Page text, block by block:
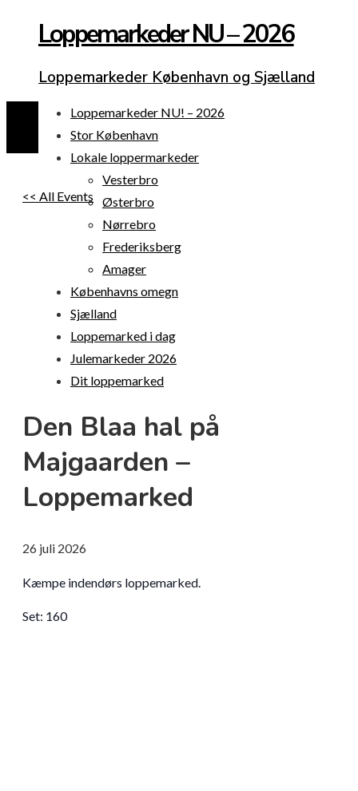
Loppemarkeder NU – 2026
Loppemarkeder København og Sjælland
Loppemarkeder NU! – 2026
Stor København
Lokale loppermarkeder
Vesterbro
Østerbro
Nørrebro
Frederiksberg
Amager
Københavns omegn
Sjælland
Loppemarked i dag
Julemarkeder 2026
Dit loppemarked
<< All Events
Den Blaa hal på
Majgaarden –
Loppemarked
26 juli 2026
Kæmpe indendørs loppemarked.
Set: 160